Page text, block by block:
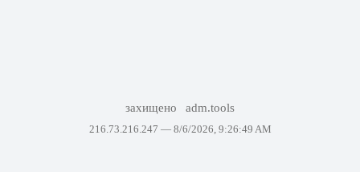
захищено adm.tools
216.73.216.247 — 8/6/2026, 9:26:49 AM